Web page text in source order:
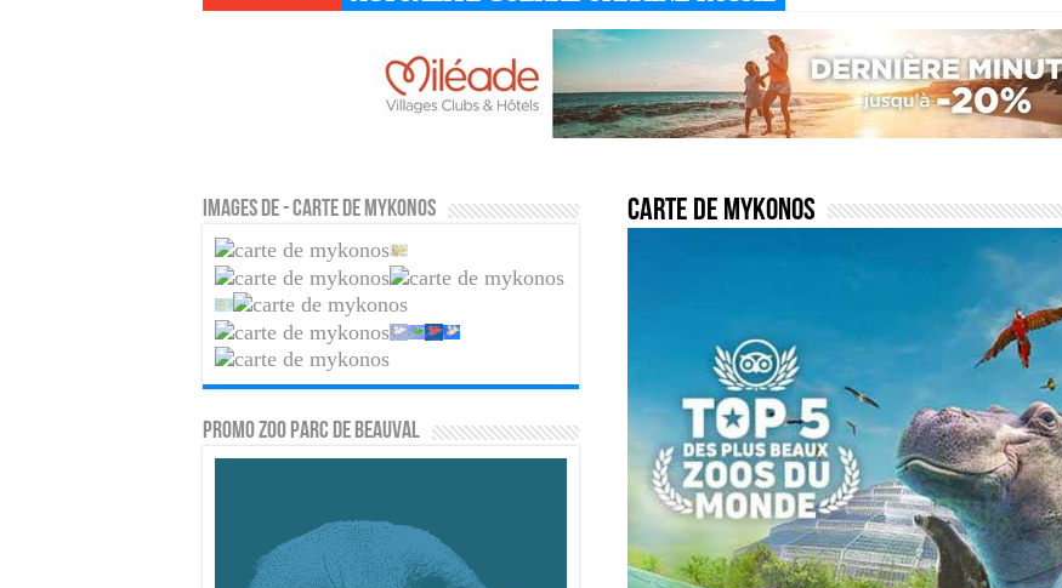
Carte de Mykonos
Images de - Carte de Mykonos
PROMO ZOO PARC DE BEAUVAL